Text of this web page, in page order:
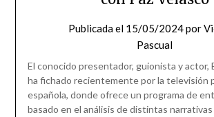
Publicada el 15/05/2024por
Pascual
El conocido presentador, guionista y actor,
ha fichado recientemente por la televisión
española, donde ofrece un programa de
basado en el análisis de distintas